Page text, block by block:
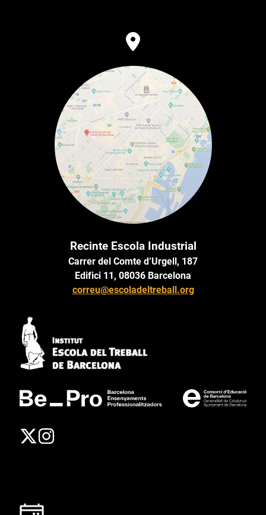
Recinte Escola Industrial
Carrer del Comte d’Urgell, 187
Edifici 11, 08036 Barcelona
correu@escoladeltreball.org